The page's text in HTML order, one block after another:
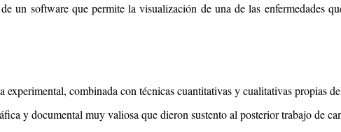
un software que permite la visualización de una de las enfermedades
experimental, combinada con técnicas cuantitativas y cualitativas propias
y documental muy valiosa que dieron sustento al posterior trabajo de